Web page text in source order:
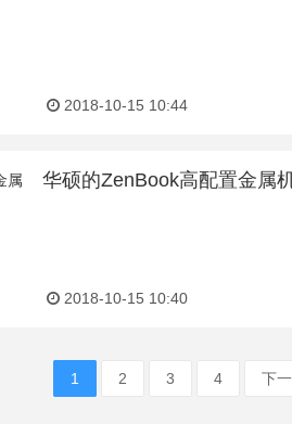
2018-10-15 10:44
华硕的ZenBook高配置金属
2018-10-15 10:40
1 2 3 4 下